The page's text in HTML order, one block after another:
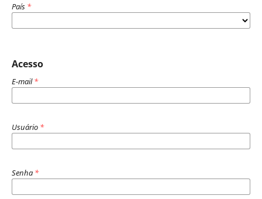
País *
Acesso
E-mail*
Usuário *
Senha *